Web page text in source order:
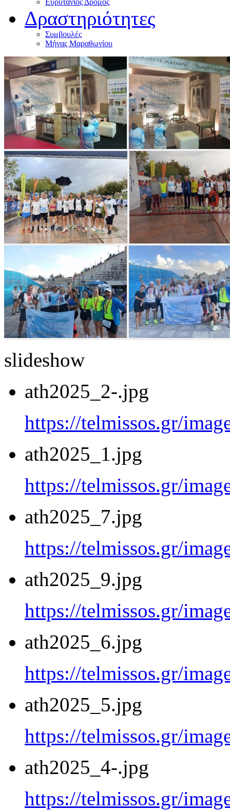
Ευρυτάνιος Δρόμος
Δραστηριότητες
Συμβουλές
Μήνας Μαραθωνίου
slideshow
ath2025_2-.jpg
https://telmissos.gr/
ath2025_1.jpg
https://telmissos.gr/
ath2025_7.jpg
https://telmissos.gr/
ath2025_9.jpg
https://telmissos.gr/
ath2025_6.jpg
https://telmissos.gr/
ath2025_5.jpg
https://telmissos.gr/
ath2025_4-.jpg
https://telmissos.gr/